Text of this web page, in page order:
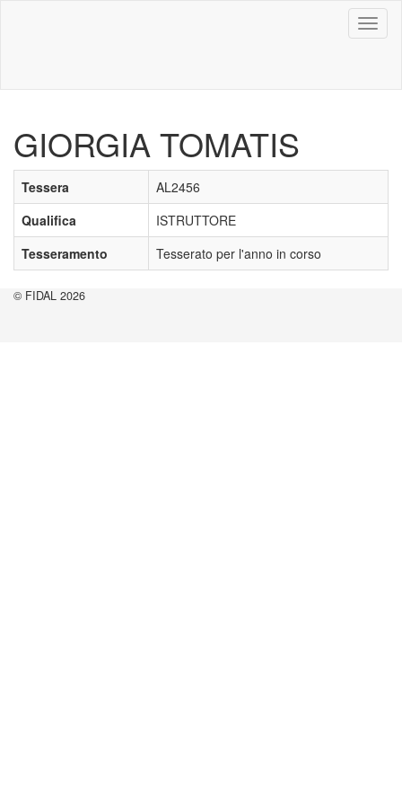
GIORGIA TOMATIS
Tessera
AL2456
Qualifica
ISTRUTTORE
Tesseramento
Tesserato per l'anno in corso
© FIDAL 2026